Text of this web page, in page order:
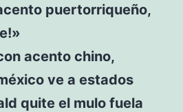
puertorriqueño,
acento chino,
ve a estados
quite el mulo fuela